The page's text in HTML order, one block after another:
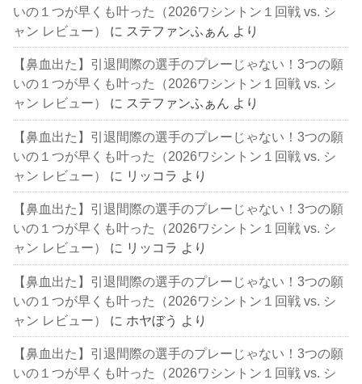
いの１つが早くも叶った（2026ワシントン１回戦 vs. シ
ャン レビュー）
に ステファンふぁん より
【鼻血出た】引退間際の選手のプレーじゃない！3つの願
いの１つが早くも叶った（2026ワシントン１回戦 vs. シ
ャン レビュー）
に ステファンふぁん より
【鼻血出た】引退間際の選手のプレーじゃない！3つの願
いの１つが早くも叶った（2026ワシントン１回戦 vs. シ
ャン レビュー）
に リッコラ より
【鼻血出た】引退間際の選手のプレーじゃない！3つの願
いの１つが早くも叶った（2026ワシントン１回戦 vs. シ
ャン レビュー）
に リッコラ より
【鼻血出た】引退間際の選手のプレーじゃない！3つの願
いの１つが早くも叶った（2026ワシントン１回戦 vs. シ
ャン レビュー）
に ホヤぼう より
【鼻血出た】引退間際の選手のプレーじゃない！3つの願
いの１つが早くも叶った（2026ワシントン１回戦 vs. シ